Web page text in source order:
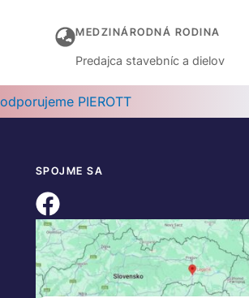
MEDZINÁRODNÁ RODINA
Predajca stavebníc a dielov
SPOJME SA